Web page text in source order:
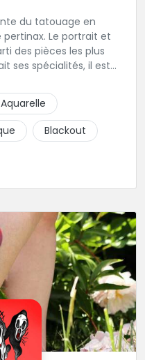
du tatouage en
des pièces les plus
ses spécialités, il est
son frère sera vous
pièces comme le
pour le
a aussi Léa, Maureen,
hors normes. Il n'y a
ici pour
Aquarelle
Blackout